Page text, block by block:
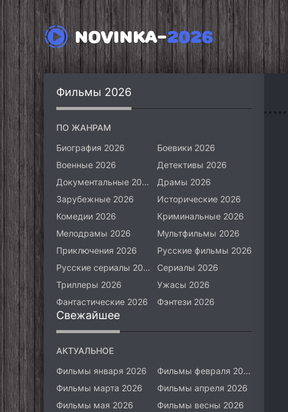
NOVINKA-2026
Фильмы 2026
ПО ЖАНРАМ
Биография 2026
Боевики 2026
Военные 2026
Детективы 2026
Документальные 2026
Драмы 2026
Зарубежные 2026
Исторические 2026
Комедии 2026
Криминальные 2026
Мелодрамы 2026
Мультфильмы 2026
Приключения 2026
Русские фильмы 2026
Русские сериалы 2026
Сериалы 2026
Триллеры 2026
Ужасы 2026
Фантастические 2026
Фэнтези 2026
Свежайшее
АКТУАЛЬНОЕ
Фильмы января 2026
Фильмы февраля 2026
Фильмы марта 2026
Фильмы апреля 2026
Фильмы мая 2026
Фильмы весны 2026